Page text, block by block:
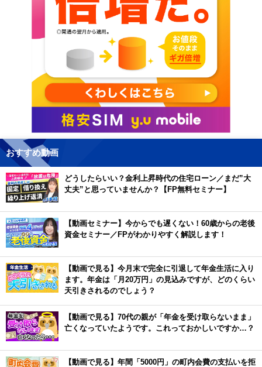
おすすめ動画
どうしたらいい？金利上昇時代の住宅ローン／まだ”大
丈夫”と思っていませんか？【FP無料セミナー】
【動画セミナー】今からでも遅くない！60歳からの老後
資金セミナー／FPがわかりやすく解説します！
【動画で見る】今月末で完全に引退して年金生活に入り
ます。年金は「月20万円」の見込みですが、どのくらい
天引きされるのでしょう？
【動画で見る】70代の親が「年金を受け取らないまま」
亡くなっていたようです。これっておかしいですか…？
【動画で見る】年間「5000円」の町内会費の支払いを拒